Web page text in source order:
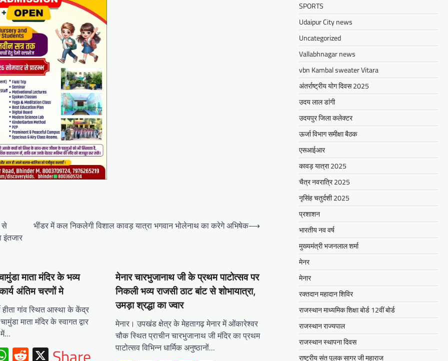
से
इंतजार
भींडर में कल निकलेगी विशाल कावड़ यात्रा भगवान भोलेनाथ का करेगे अभिषेक⟶
माता मंदिर के भव्य
अंतिम चरणों मे
हीता गांव स्थित आस्था के केंद्र
माता मंदिर के स्वागत द्वार
में…
WhatsApp
Reddit
X
मेनार चारभुजानाथ जी के प्रथम पाटोत्सव पर
निकली भव्य राजसी ठाट बांट से शोभायात्रा,
उमड़ा श्रद्धा का ज्वार
मेनार। उपखंड क्षेत्र के मेहतागढ़ मेनार में ओंकारेश्वर
चौक स्थित प्राचीन चारभुजानाथ जी मंदिर का प्रथम
पाटोत्सव विभिन्न धार्मिक अनुष्ठानों…
SPORTS
Udaipur City news
Uncategorized
Vallabhnagar news
vbn Kambal sweater Vitara
अंतर्राष्ट्रीय योग दिवस 2025
उदय लाल डांगी
उदयपुर जिला कलेक्टर
ऊर्जा विभाग समीक्षा बैठक
एसआईआर
कावड़ यात्रा 2025
चैत्र नवरात्रि 2025
नृसिंह चतुर्दशी 2025
प्रशाशन
भारतीय नव वर्ष
मुख्यमंत्री भजनलाल शर्मा
मेनर
मेनार
रक्तदान महादान शिविर
राजस्थान माध्यमिक शिक्षा बोर्ड 12वीं बोर्ड
राजस्थान राज्यपाल
राजस्थान स्थापना दिवस
राष्ट्रीय संत पुलक सागर जी महाराज